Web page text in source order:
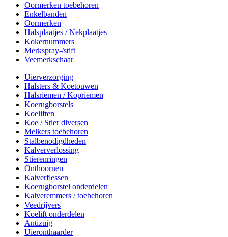
Oormerken toebehoren
Enkelbanden
Oormerken
Halsplaatjes / Nekplaatjes
Kokernummers
Merkspray-/stift
Veemerkschaar
Uierverzorging
Halsters & Koetouwen
Halsriemen / Kopriemen
Koerugborstels
Koeliften
Koe / Stier diversen
Melkers toebehoren
Stalbenodigdheden
Kalververlossing
Stierenringen
Onthoornen
Kalverflessen
Koerugborstel onderdelen
Kalveremmers / toebehoren
Veedrijvers
Koelift onderdelen
Antizuig
Uieronthaarder